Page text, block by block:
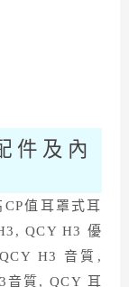
件及內